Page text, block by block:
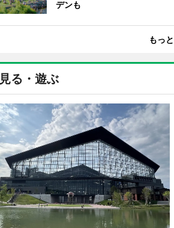
デンも
もっ
見る・遊ぶ